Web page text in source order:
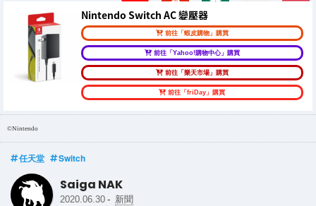
Nintendo Switch AC 變壓器
前往「蝦皮購物」購買
前往「Yahoo!購物中心」購買
前往「樂天市場」購買
前往「friDay」購買
©Nintendo
任天堂 Switch
Saiga NAK
2020.06.30 - 新聞